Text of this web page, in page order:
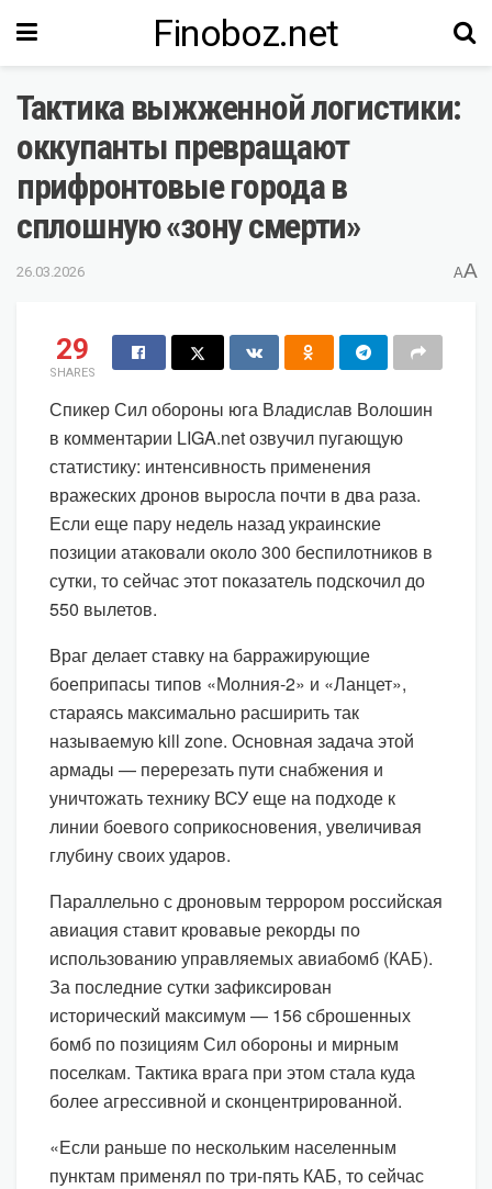
Finoboz.net
Тактика выжженной логистики:
оккупанты превращают
прифронтовые города в
сплошную «зону смерти»
26.03.2026 AA
29
SHARES
Спикер Сил обороны юга Владислав Волошин
в комментарии LIGA.net озвучил пугающую
статистику: интенсивность применения
вражеских дронов выросла почти в два раза.
Если еще пару недель назад украинские
позиции атаковали около 300 беспилотников в
сутки, то сейчас этот показатель подскочил до
550 вылетов.
Враг делает ставку на барражирующие
боеприпасы типов «Молния-2» и «Ланцет»,
стараясь максимально расширить так
называемую kill zone. Основная задача этой
армады — перерезать пути снабжения и
уничтожать технику ВСУ еще на подходе к
линии боевого соприкосновения, увеличивая
глубину своих ударов.
Параллельно с дроновым террором российская
авиация ставит кровавые рекорды по
использованию управляемых авиабомб (КАБ).
За последние сутки зафиксирован
исторический максимум — 156 сброшенных
бомб по позициям Сил обороны и мирным
поселкам. Тактика врага при этом стала куда
более агрессивной и сконцентрированной.
«Если раньше по нескольким населенным
пунктам применял по три-пять КАБ, то сейчас